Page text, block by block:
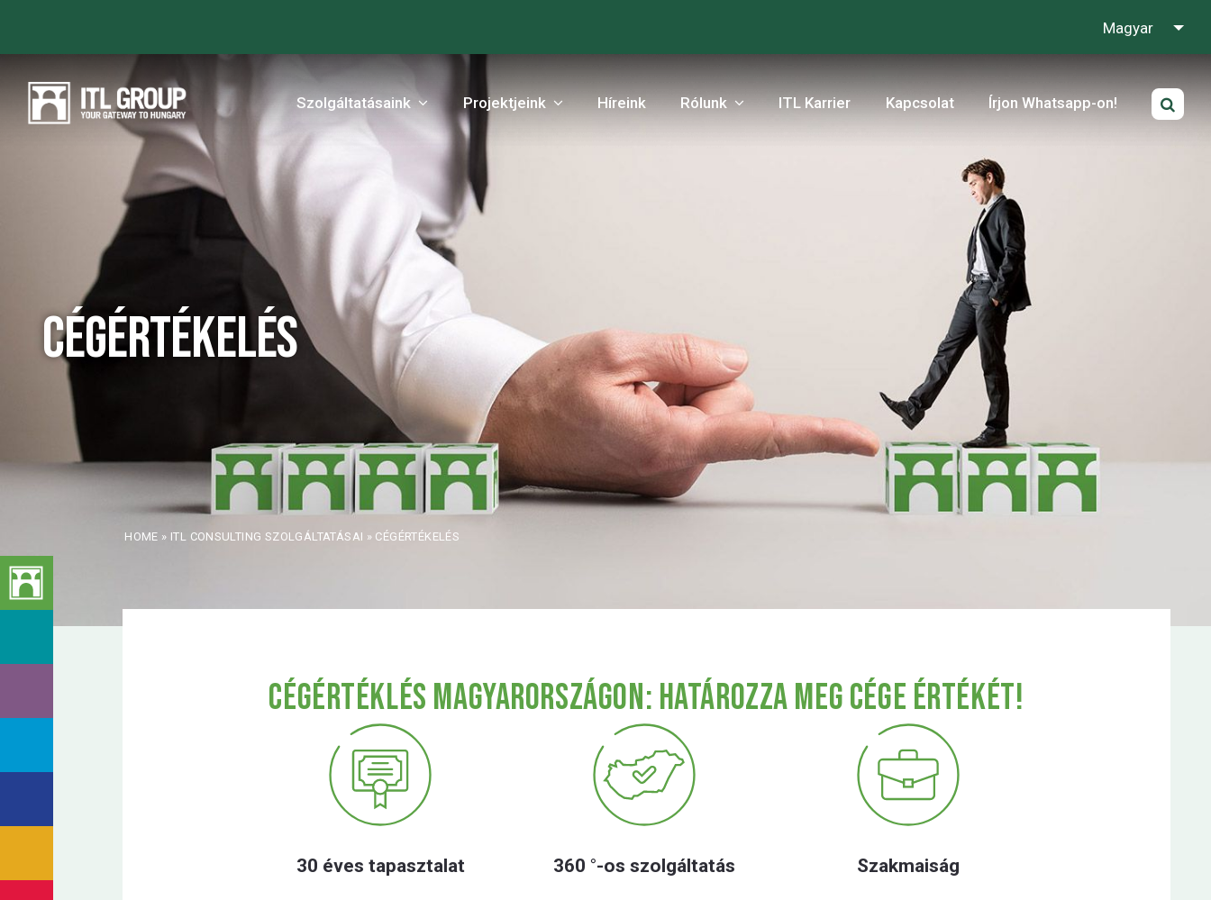
Magyar
Szolgáltatásaink Projektjeink Híreink Rólunk ITL Karrier Kapcsolat Írjon Whatsapp-on!
Cégértékelés
HOME » ITL CONSULTING SZOLGÁLTATÁSAI » CÉGÉRTÉKELÉS
CÉGÉRTÉKLÉS MAGYARORSZÁGON: HATÁROZZA MEG CÉGE ÉRTÉKÉT!
30 éves tapasztalat 360 °-os szolgáltatás Szakmaiság